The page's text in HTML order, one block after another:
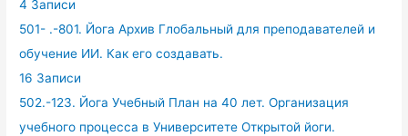
4 Записи
501- .-801. Йога Архив Глобальный для преподавателей и
обучение ИИ. Как его создавать.
16 Записи
502.-123. Йога Учебный План на 40 лет. Организация
учебного процесса в Университете Открытой йоги.